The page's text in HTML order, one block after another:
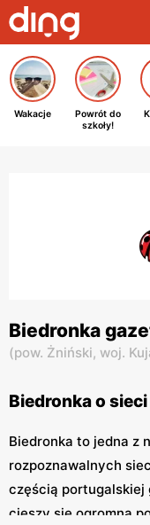
Wakacje
Powrót do
szkoły!
Biedronka
(pow. Żniński, woj.
Biedronka o sieci
Biedronka to jedna z
rozpoznawalnych
częścią portugalskiej
cieszy się ogromną